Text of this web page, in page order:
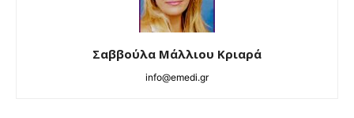
Σαββούλα Μάλλιου Κριαρά
info@emedi.gr